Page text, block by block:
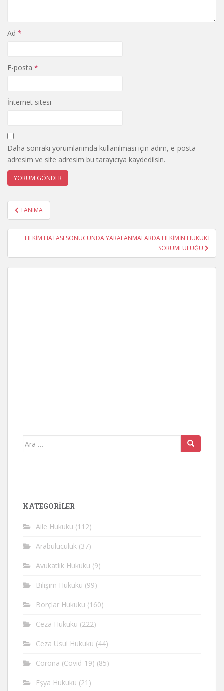
Ad *
E-posta *
İnternet sitesi
Daha sonraki yorumlarımda kullanılması için adım, e-posta
adresim ve site adresim bu tarayıcıya kaydedilsin.
Yazı
gezinmesi
TANIMA
HEKİM HATASI SONUCUNDA YARALANMALARDA HEKİMİN HUKUKİ
SORUMLULUĞU
Arama
KATEGORİLER
Aile Hukuku (112)
Arabuluculuk (37)
Avukatlık Hukuku (9)
Bilişim Hukuku (99)
Borçlar Hukuku (160)
Ceza Hukuku (222)
Ceza Usul Hukuku (44)
Corona (Covid-19) (85)
Eşya Hukuku (21)